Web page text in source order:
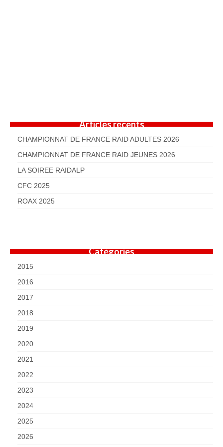
Articles récents
CHAMPIONNAT DE FRANCE RAID ADULTES 2026
CHAMPIONNAT DE FRANCE RAID JEUNES 2026
LA SOIREE RAIDALP
CFC 2025
ROAX 2025
Catégories
2015
2016
2017
2018
2019
2020
2021
2022
2023
2024
2025
2026